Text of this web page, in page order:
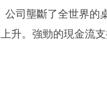
司壟斷了全世界的
升。強勁的現金流